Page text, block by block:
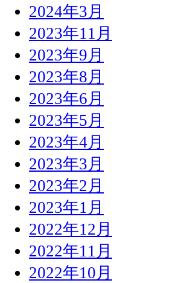
2024年3月
2023年11月
2023年9月
2023年8月
2023年6月
2023年5月
2023年4月
2023年3月
2023年2月
2023年1月
2022年12月
2022年11月
2022年10月